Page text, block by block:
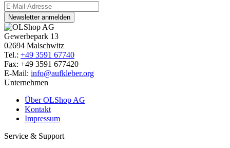
Newsletter anmelden
Gewerbepark 13
02694 Malschwitz
Tel.: +49 3591 67740
Fax: +49 3591 677420
E-Mail: info@aufkleber.org
Unternehmen
Über OLShop AG
Kontakt
Impressum
Service & Support